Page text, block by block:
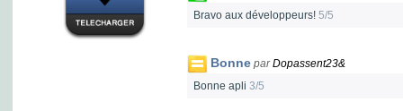
Bravo aux développeurs! 5/5
Bonne parDopassent23&
Bonne apli 3/5